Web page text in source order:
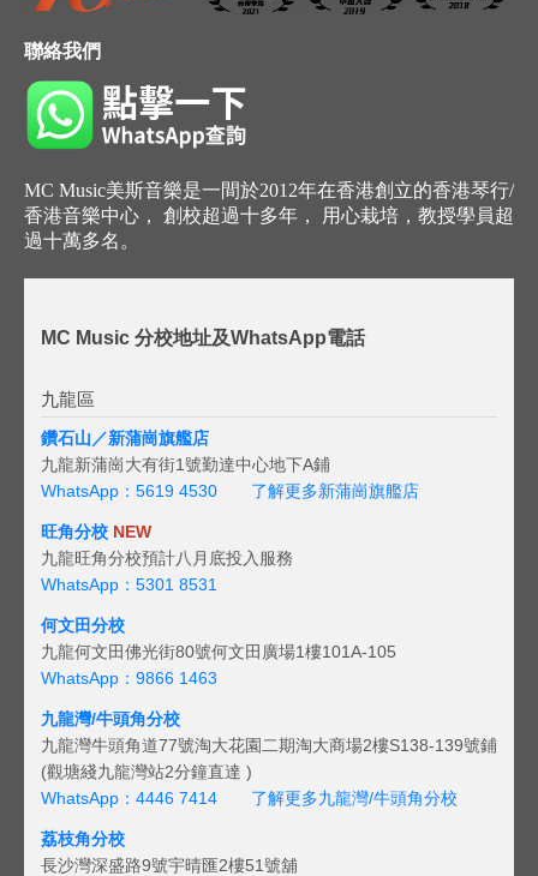
聯絡我們
MC Music美斯音樂是一間於2012年在香港創立的香港琴行/
香港音樂中心， 創校超過十多年， 用心栽培，教授學員超
過十萬多名。
MC Music 分校地址及WhatsApp電話
九龍區
鑽石山／新蒲崗旗艦店
九龍新蒲崗大有街1號勤達中心地下A鋪
WhatsApp：5619 4530
了解更多新蒲崗旗艦店
旺角分校 NEW
九龍旺角分校預計八月底投入服務
WhatsApp：5301 8531
何文田分校
九龍何文田佛光街80號何文田廣場1樓101A-105
WhatsApp：9866 1463
九龍灣/牛頭角分校
九龍灣牛頭角道77號淘大花園二期淘大商場2樓S138-139號鋪
(觀塘綫九龍灣站2分鐘直達 )
WhatsApp：4446 7414
了解更多九龍灣/牛頭角分校
荔枝角分校
長沙灣深盛路9號宇晴匯2樓51號舖